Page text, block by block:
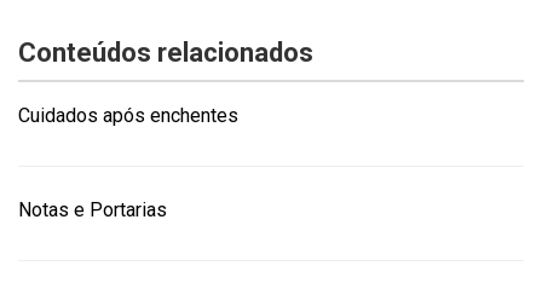
Conteúdos relacionados
Cuidados após enchentes
Notas e Portarias